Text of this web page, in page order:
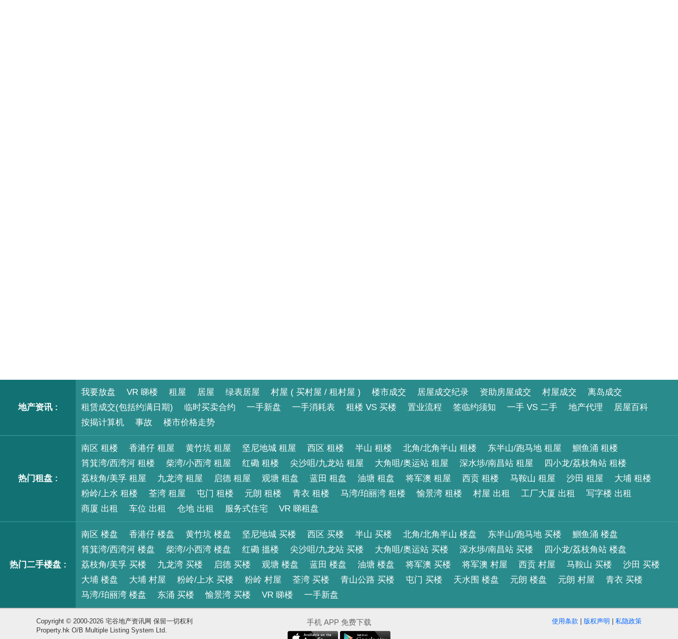
地产资讯 :
我要放盘 VR 睇楼 租屋 居屋 绿表居屋 村屋 ( 买村屋 / 租村屋 ) 楼市成交 居屋成交纪录 资助房屋成交 村屋成交
离岛成交
租赁成交(包括约满日期)
临时买卖合约 一手新盘 一手消耗表 租楼 VS 买楼 置业流程 签临约须知 一手 VS 二手 地产代理
居屋百科
按揭计算机
事故 楼市价格走势
热门租盘 :
南区 租楼 香港仔 租屋 黄竹坑 租屋 坚尼地城 租屋 西区 租楼 半山 租楼 北角/北角半山 租楼 东半山/跑马地 租屋
鰂鱼涌 租楼
筲箕湾/西湾河 租楼
柴湾/小西湾 租屋 红磡 租楼 尖沙咀/九龙站 租屋 大角咀/奥运站 租屋 深水埗/南昌站 租屋
四小龙/荔枝角站 租楼
荔枝角/美孚 租屋
九龙湾 租屋 启德 租屋 观塘 租盘 蓝田 租盘 油塘 租盘 将军澳 租屋 西贡 租楼 马鞍山 租屋 沙田 租屋
大埔 租楼
粉岭/上水 租楼
荃湾 租屋 屯门 租楼 元朗 租楼 青衣 租楼 马湾/珀丽湾 租楼 愉景湾 租楼 村屋 出租 工厂大厦 出租
写字楼 出租
商厦 出租
车位 出租 仓地 出租 服务式住宅 VR 睇租盘
热门二手楼盘 :
南区 楼盘 香港仔 楼盘 黄竹坑 楼盘 坚尼地城 买楼 西区 买楼 半山 买楼 北角/北角半山 楼盘 东半山/跑马地 买楼
鰂鱼涌 楼盘
筲箕湾/西湾河 楼盘
柴湾/小西湾 楼盘 红磡 搵楼 尖沙咀/九龙站 买楼 大角咀/奥运站 买楼 深水埗/南昌站 买楼
四小龙/荔枝角站 楼盘
荔枝角/美孚 买楼
九龙湾 买楼 启德 买楼 观塘 楼盘 蓝田 楼盘 油塘 楼盘 将军澳 买楼 将军澳 村屋 西贡 村屋 马鞍山 买楼
沙田 买楼
大埔 楼盘
大埔 村屋 粉岭/上水 买楼 粉岭 村屋 荃湾 买楼 青山公路 买楼 屯门 买楼 天水围 楼盘 元朗 楼盘 元朗 村屋
青衣 买楼
马湾/珀丽湾 楼盘
东涌 买楼 愉景湾 买楼 VR 睇楼 一手新盘
Copyright © 2000-2026 宅谷地产资讯网 保留一切权利
Property.hk O/B Multiple Listing System Ltd.
手机 APP 免费下载 使用条款 | 版权声明 | 私隐政策